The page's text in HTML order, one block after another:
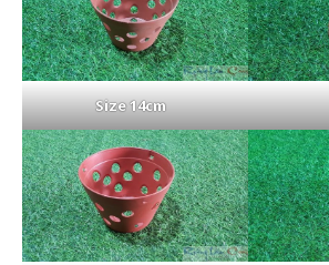
Size 14cm